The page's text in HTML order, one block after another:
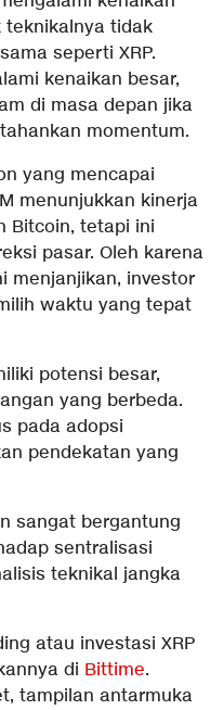
teknikalnya tidak
seperti XRP.
kenaikan besar,
di masa depan jika
momentum.
yang mencapai
menunjukkan kinerja
Bitcoin, tetapi ini
pasar. Oleh karena
menjanjikan, investor
waktu yang tepat
potensi besar,
yang berbeda.
pada adopsi
pendekatan yang
sangat bergantung
sentralisasi
teknikal jangka
atau investasi XRP
di Bittime.
tampilan antarmuka